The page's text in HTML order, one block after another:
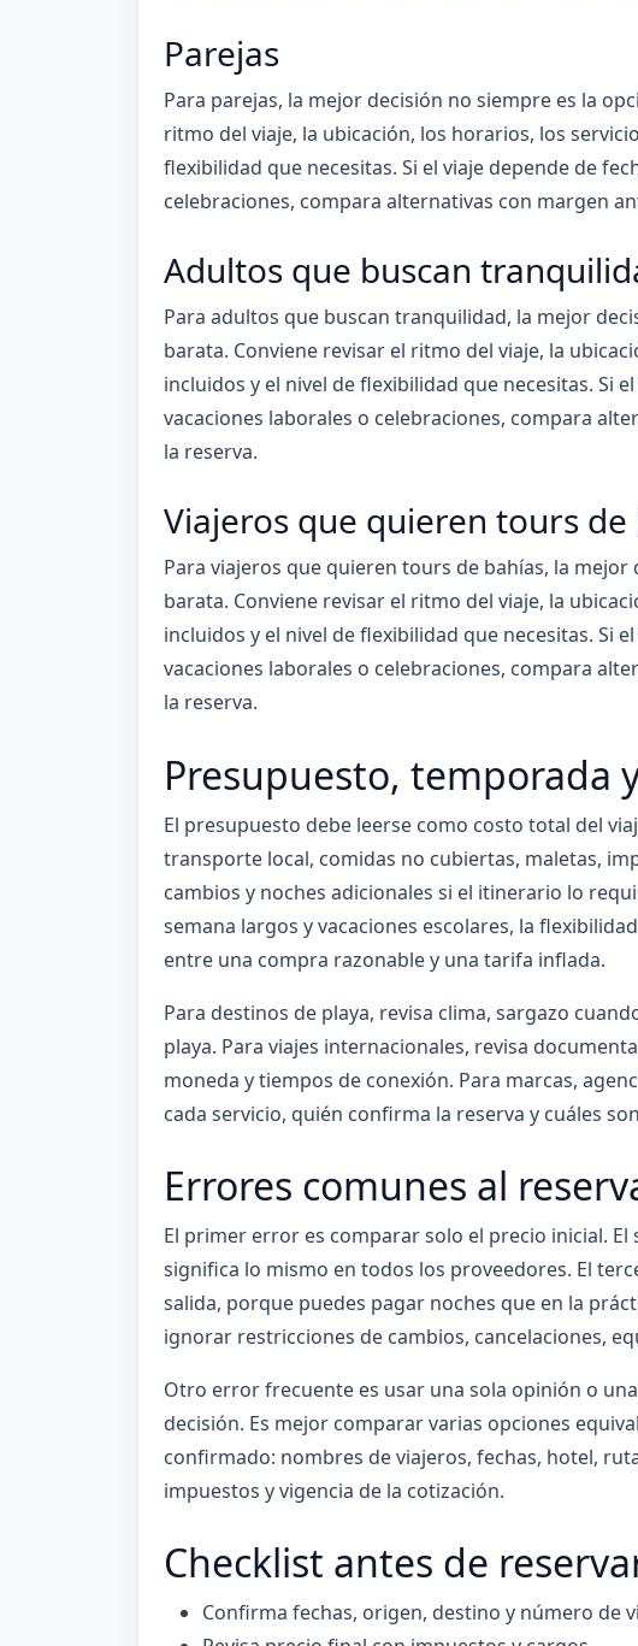
Parejas
Para parejas, la mejor decisión no siempre es la
ritmo del viaje, la ubicación, los horarios, los
flexibilidad que necesitas. Si el viaje depende de
celebraciones, compara alternativas con margen
Adultos que buscan
Para adultos que buscan tranquilidad, la mejor
barata. Conviene revisar el ritmo del viaje, la
incluidos y el nivel de flexibilidad que necesitas. Si
vacaciones laborales o celebraciones, compara
la reserva.
Viajeros que quieren tours de
Para viajeros que quieren tours de bahías, la
barata. Conviene revisar el ritmo del viaje, la
incluidos y el nivel de flexibilidad que necesitas. Si
vacaciones laborales o celebraciones, compara
la reserva.
Presupuesto, temporada
El presupuesto debe leerse como costo total del
transporte local, comidas no cubiertas, maletas,
cambios y noches adicionales si el itinerario lo
semana largos y vacaciones escolares, la
entre una compra razonable y una tarifa inflada.
Para destinos de playa, revisa clima, sargazo
playa. Para viajes internacionales, revisa
moneda y tiempos de conexión. Para marcas,
cada servicio, quién confirma la reserva y cuáles
Errores comunes al
El primer error es comparar solo el precio inicial.
significa lo mismo en todos los proveedores. El
salida, porque puedes pagar noches que en la
ignorar restricciones de cambios, cancelaciones,
Otro error frecuente es usar una sola opinión o
decisión. Es mejor comparar varias opciones
confirmado: nombres de viajeros, fechas, hotel,
impuestos y vigencia de la cotización.
Checklist antes de
Confirma fechas, origen, destino y número de